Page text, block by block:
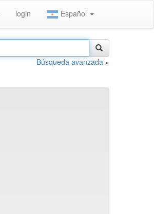
login Español
Búsqueda avanzada »